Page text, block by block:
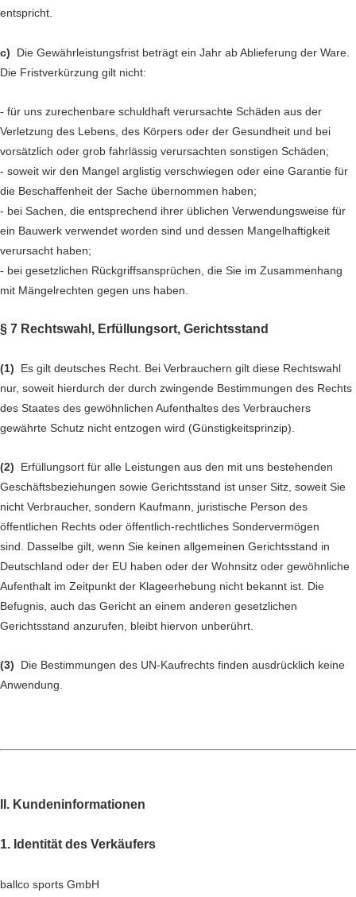
entspricht.
c) Die Gewährleistungsfrist beträgt ein Jahr ab Ablieferung der Ware.
Die Fristverkürzung gilt nicht:
- für uns zurechenbare schuldhaft verursachte Schäden aus der
Verletzung des Lebens, des Körpers oder der Gesundheit und bei
vorsätzlich oder grob fahrlässig verursachten sonstigen Schäden;
- soweit wir den Mangel arglistig verschwiegen oder eine Garantie für
die Beschaffenheit der Sache übernommen haben;
- bei Sachen, die entsprechend ihrer üblichen Verwendungsweise für
ein Bauwerk verwendet worden sind und dessen Mangelhaftigkeit
verursacht haben;
- bei gesetzlichen Rückgriffsansprüchen, die Sie im Zusammenhang
mit Mängelrechten gegen uns haben.
§ 7 Rechtswahl, Erfüllungsort, Gerichtsstand
(1)
Es gilt deutsches Recht. Bei Verbrauchern gilt diese Rechtswahl
nur, soweit hierdurch der durch zwingende Bestimmungen des Rechts
des Staates des gewöhnlichen Aufenthaltes des Verbrauchers
gewährte Schutz nicht entzogen wird (Günstigkeitsprinzip).
(2)
Erfüllungsort für alle Leistungen aus den mit uns bestehenden
Geschäftsbeziehungen sowie Gerichtsstand ist unser Sitz, soweit Sie
nicht Verbraucher, sondern Kaufmann, juristische Person des
öffentlichen Rechts oder öffentlich-rechtliches Sondervermögen
sind. Dasselbe gilt, wenn Sie keinen allgemeinen Gerichtsstand in
Deutschland oder der EU haben oder der Wohnsitz oder gewöhnliche
Aufenthalt im Zeitpunkt der Klageerhebung nicht bekannt ist. Die
Befugnis, auch das Gericht an einem anderen gesetzlichen
Gerichtsstand anzurufen, bleibt hiervon unberührt.
(3) Die Bestimmungen des UN-Kaufrechts finden ausdrücklich keine
Anwendung.
II. Kundeninformationen
1. Identität des Verkäufers
ballco sports GmbH